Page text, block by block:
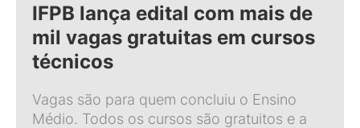
IFPB lança edital com mais de
mil vagas gratuitas em cursos
técnicos
Vagas são para quem concluiu o Ensino
Médio. Todos os cursos são gratuitos e a